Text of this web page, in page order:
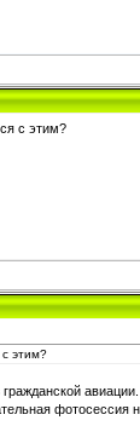
с этим?
этим?
фотосессия